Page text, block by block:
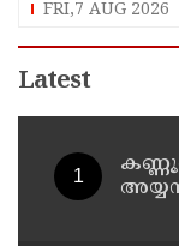
FRI,7 AUG 2026
Latest